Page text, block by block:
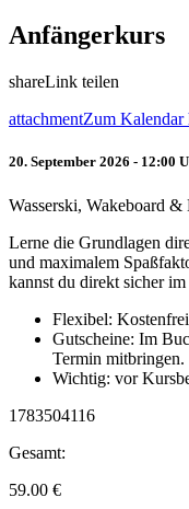
Anfängerkurs
shareLink teilen
attachmentZum Kalendar
20. September 2026 - 12:00
Wasserski, Wakeboard
Lerne die Grundlagen
und maximalem
kannst du direkt sicher
Flexibel:
Gutscheine: Im
Termin mitbringen.
Wichtig: vor
1783504116
Gesamt:
59.00 €